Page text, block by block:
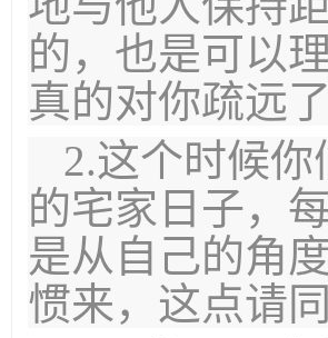
的，也是可以
真的对你疏远了
2.这个时候
的宅家日子，
是从自己的角
惯来，这点请